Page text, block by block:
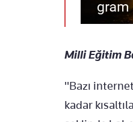
Milli Eğitim
"Bazı
kadar